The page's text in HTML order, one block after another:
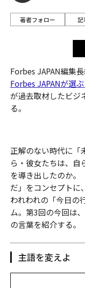
著者フォロー 記
Forbes JAPAN編集
Forbes JAPANが選
が過去取材したビジ
る。
正解のない時代に「
ら・彼女たちは、自
を導き出したのか。
だ」をコンセプトに
われわれの「今日の
ム。第3回の今回は
の言葉を紹介する。
主語を変えよ